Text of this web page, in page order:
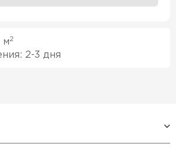
м2
2-3 дня
ПЕРЕЙТИ